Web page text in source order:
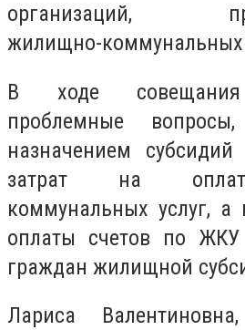
организаций,
жилищно-коммунальных
В ходе совещания
проблемные
назначением
затрат на
коммунальных услуг, а
оплаты счетов по
граждан жилищной
Лариса